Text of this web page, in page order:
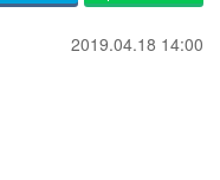
2019.04.18 14:00